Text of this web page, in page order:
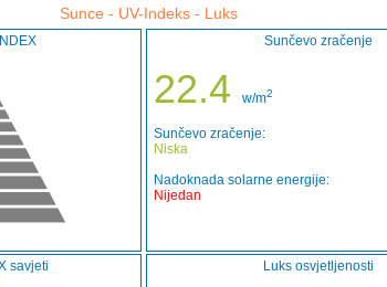
Sunce - UV-Indeks - Luks
Sunčevo zračenje
22.4 w/m2
Sunčevo zračenje:
Niska
Nadoknada solarne energije:
Nijedan
savjeti
Luks osvjetljenosti